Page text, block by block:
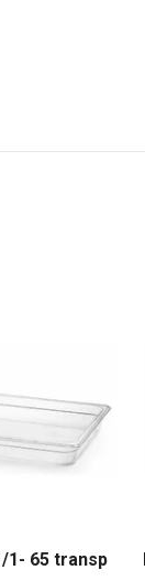
1- 65 transp